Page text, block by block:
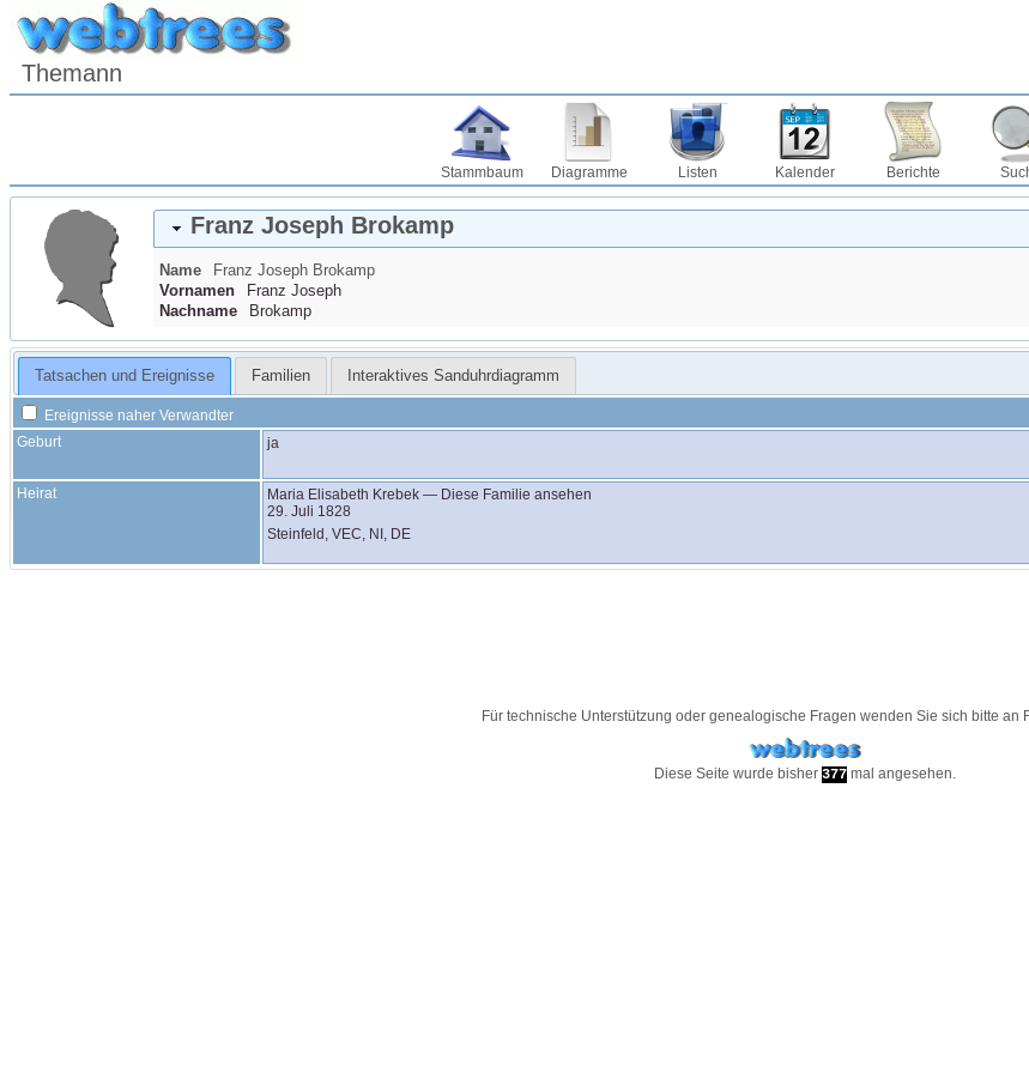
Themann
Stammbaum Diagramme Listen Kalender Berichte
Franz Joseph Brokamp
Name Franz Joseph Brokamp
Vornamen
Franz Joseph
Nachname
Brokamp
Tatsachen und Ereignisse Familien Interaktives Sanduhrdiagramm
Ereignisse naher Verwandter
Geburt
ja
Heirat Maria Elisabeth Krebek — Diese Familie ansehen
29. Juli 1828
Steinfeld, VEC, NI, DE
Für technische Unterstützung oder genealogische Fragen wenden Sie sich bitte an
Diese Seite wurde bisher 377 mal angesehen.